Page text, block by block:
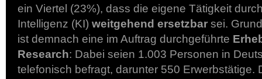
ein Viertel (23%), dass die eigene Tätigkeit
Intelligenz (KI) weitgehend ersetzbar sei.
ist demnach eine im Auftrag durchgeführte
Research: Dabei seien 1.003 Personen in
telefonisch befragt, darunter 550 Erwerbstätige.